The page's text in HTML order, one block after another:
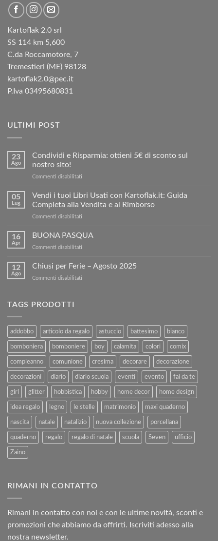
Kartoflak 2.0 srl
SS 114 km 5,600
C.da Roccamotore, 7
Tremestieri (ME) 98128
kartoflak2.0@pec.it
P.Iva 03495680831
ULTIMI POST
23
Ago
Condividi e Risparmia: ottieni 5€ di sconto sul
nostro sito!
Commenti disabilitati
Risparmia:
sconto
05
Lug
Vendi i tuoi Libri Usati con Kartoflak.it: Guida
Completa alla Vendita e al Rimborso
Commenti disabilitati
i
tuoi
con
Rimborso
16
Apr
BUONA PASQUA
Commenti disabilitati
PASQUA
12
Ago
Chiusi per Ferie – Agosto 2025
Commenti disabilitati
2025
TAGS PRODOTTI
addobbo articolo da regalo astuccio battesimo bianco
bomboniera bomboniere boy calamita colori comix
compleanno comunione cresima decorare decorazione
decorazioni diario diario scuola eventi evento fai da te
girl glitter hobbistica hobby home decor home design
idea regalo legno le stelle matrimonio maxi quaderno
nascita natale natalizio nuova collezione porcellana
quaderno regalo regalo di natale scuola Seven ufficio
Zaino
RIMANI IN CONTATTO
Rimani in contatto con noi e con le ultime novità, sconti e
promozioni che abbiamo da offrirti. Iscriviti adesso alla
nostra newsletter.